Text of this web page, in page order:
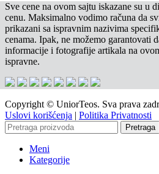
Sve cene na ovom sajtu iskazane su u
cenu. Maksimalno vodimo računa da
prikazani sa ispravnim nazivima
cenama. Ipak, ne možemo garantovati
informacije i fotografije artikala na
ispravne.
Copyright © UniorTeos. Sva prava
Uslovi korišćenja | Politika Privatnosti
Pretraga
Meni
Kategorije